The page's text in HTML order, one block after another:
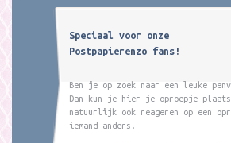
Speciaal voor onze
Postpapierenzo fans!
Ben je op zoek naar een leuke
Dan kun je hier je oproepje
natuurlijk ook reageren op een
iemand anders.